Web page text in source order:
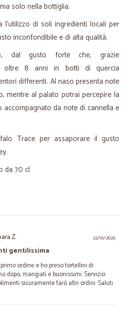
solo nella bottiglia.
di soli ingredienti locali per
inconfondibile e di alta qualità.
dal gusto forte che, grazie
oltre 8 anni in botti di quercia
differenti. Al naso presenta note
mentre al palato potrai percepire la
accompagnato da note di cannella e
Trace per assaporare il gusto
da 70 cl
22/10/2025
Z.
gentilissima
ordine e ho preso tortellini di
dopo, mangiati e buonissimi. Servizio
sicuramente farò altri ordini. Saluti